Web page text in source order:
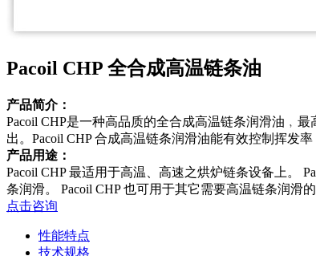
Pacoil CHP 全合成高温链条油
产品简介：
Pacoil CHP是一种高品质的全合成高温链条润滑油﹐
出。Pacoil CHP 合成高温链条润滑油能有效控制挥发
产品用途：
Pacoil CHP 最适用于高温、高速之烘炉链条设备上。
条润滑。 Pacoil CHP 也可用于其它需要高温链条润滑
点击咨询
性能特点
技术规格